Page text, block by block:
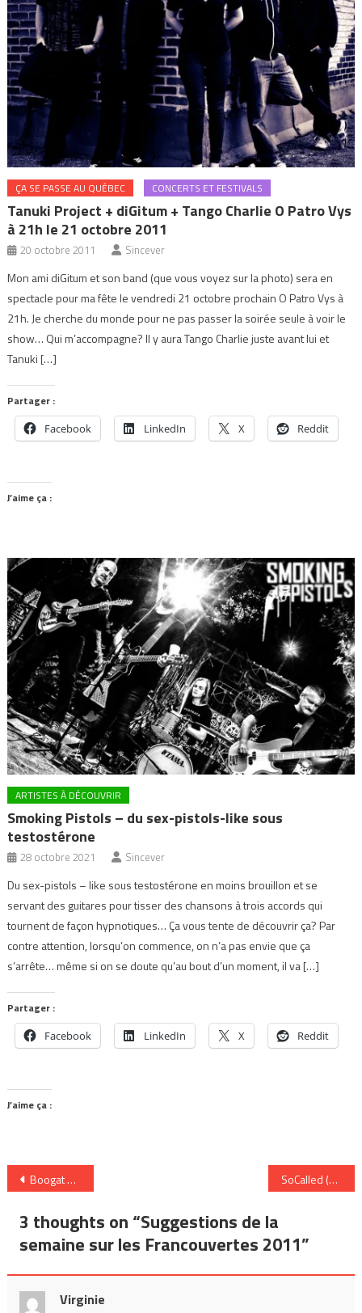
ÇA SE PASSE AU QUÉBEC CONCERTS ET FESTIVALS
Tanuki Project + diGitum + Tango Charlie O Patro Vys
à 21h le 21 octobre 2011
20 octobre 2011 Sincever
Mon ami diGitum et son band (que vous voyez sur la photo) sera en
spectacle pour ma fête le vendredi 21 octobre prochain O Patro Vys à
21h. Je cherche du monde pour ne pas passer la soirée seule à voir le
show… Qui m’accompagne? Il y aura Tango Charlie juste avant lui et
Tanuki […]
Partager :
Facebook LinkedIn X Reddit
J’aime ça :
ARTISTES À DÉCOUVRIR
Smoking Pistols – du sex-pistols-like sous
testostérone
28 octobre 2021 Sincever
Du sex-pistols – like sous testostérone en moins brouillon et se
servant des guitares pour tisser des chansons à trois accords qui
tournent de façon hypnotiques… Ça vous tente de découvrir ça? Par
contre attention, lorsqu’on commence, on n’a pas envie que ça
s’arrête… même si on se doute qu’au bout d’un moment, il va […]
Partager :
Facebook LinkedIn X Reddit
J’aime ça :
Navigation
de
l’article
Boogat – ou l’art d’être polyvalent SoCalled (et ses amis)
3 thoughts on “Suggestions de la
semaine sur les Francouvertes 2011”
Virginie